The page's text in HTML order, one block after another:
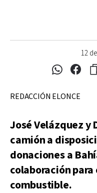
12
REDACCIÓN ELONCE
José Velázquez y
camión a
donaciones a
colaboración
combustible.